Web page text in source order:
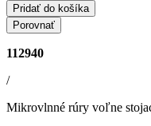
Pridať do košíka
Porovnať
112940
/
Mikrovlnné rúry voľne